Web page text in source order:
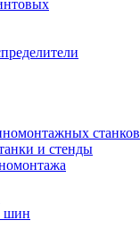
станков
и стенды
шин